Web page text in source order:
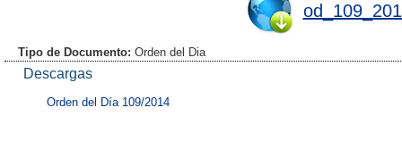
Tipo de Documento: Orden del Dia
Descargas
Orden del Día 109/2014